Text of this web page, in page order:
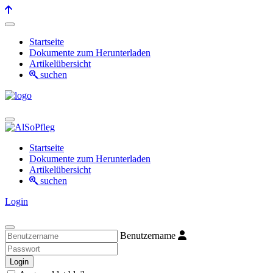
Startseite
Dokumente zum Herunterladen
Artikelübersicht
suchen
Startseite
Dokumente zum Herunterladen
Artikelübersicht
suchen
Login
Benutzername
Login